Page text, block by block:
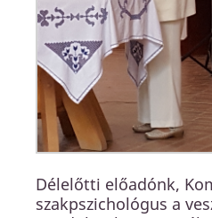
Délelőtti előadónk,
szakpszichológus a